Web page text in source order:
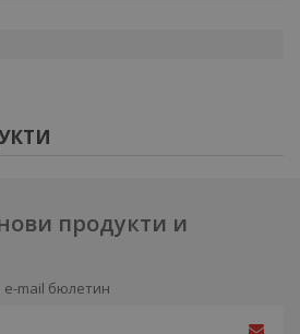
продукти и
mail бюлетин